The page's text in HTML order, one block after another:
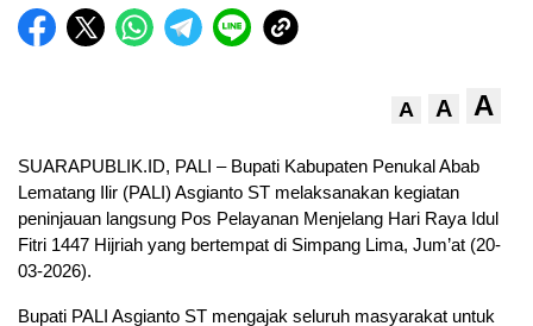
A A A
SUARAPUBLIK.ID, PALI – Bupati Kabupaten Penukal Abab
Lematang Ilir (PALI) Asgianto ST melaksanakan kegiatan
peninjauan langsung Pos Pelayanan Menjelang Hari Raya Idul
Fitri 1447 Hijriah yang bertempat di Simpang Lima, Jum’at (20-
03-2026).
Bupati PALI Asgianto ST mengajak seluruh masyarakat untuk